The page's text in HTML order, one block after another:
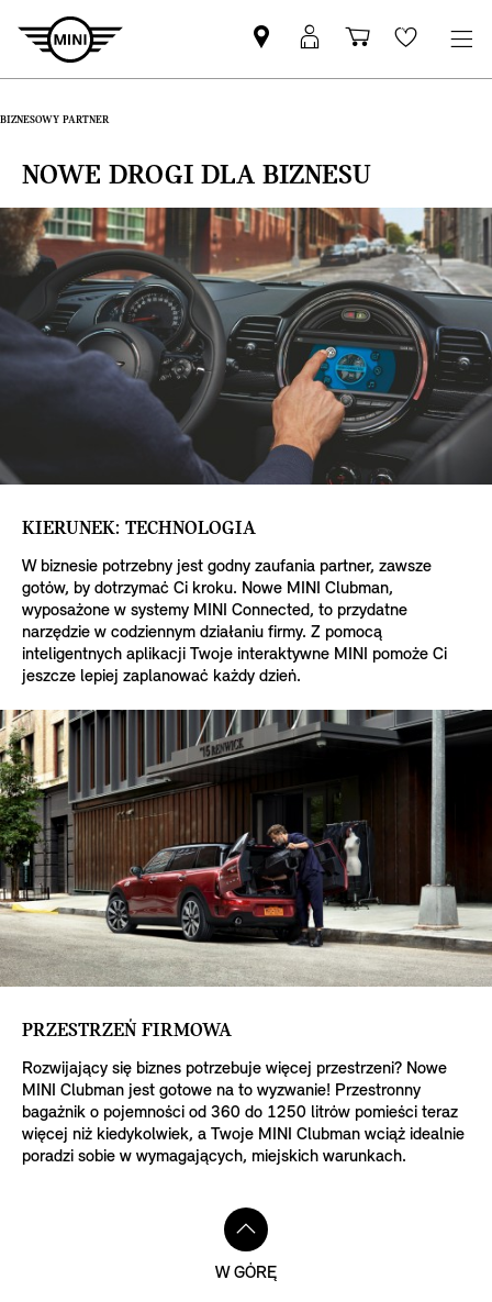
Znajdź
Partnera
Logowanie
MyMini
KoszykWishlist
BIZNESOWY PARTNER
NOWE DROGI DLA BIZNESU
KIERUNEK: TECHNOLOGIA
W biznesie potrzebny jest godny zaufania partner, zawsze
gotów, by dotrzymać Ci kroku. Nowe MINI Clubman,
wyposażone w systemy MINI Connected, to przydatne
narzędzie w codziennym działaniu firmy. Z pomocą
inteligentnych aplikacji Twoje interaktywne MINI pomoże Ci
jeszcze lepiej zaplanować każdy dzień.
PRZESTRZEŃ FIRMOWA
Rozwijający się biznes potrzebuje więcej przestrzeni? Nowe
MINI Clubman jest gotowe na to wyzwanie! Przestronny
bagażnik o pojemności od 360 do 1250 litrów pomieści teraz
więcej niż kiedykolwiek, a Twoje MINI Clubman wciąż idealnie
poradzi sobie w wymagających, miejskich warunkach.
W GÓRĘ